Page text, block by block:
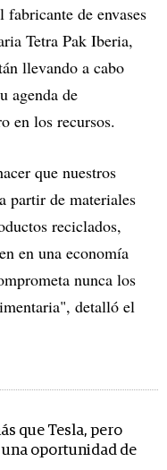
de envases
Tetra Pak Iberia,
llevando a cabo
agenda de
en los recursos.
que nuestros
partir de materiales
reciclados,
en una economía
nunca los
detalló el
que Tesla, pero
oportunidad de